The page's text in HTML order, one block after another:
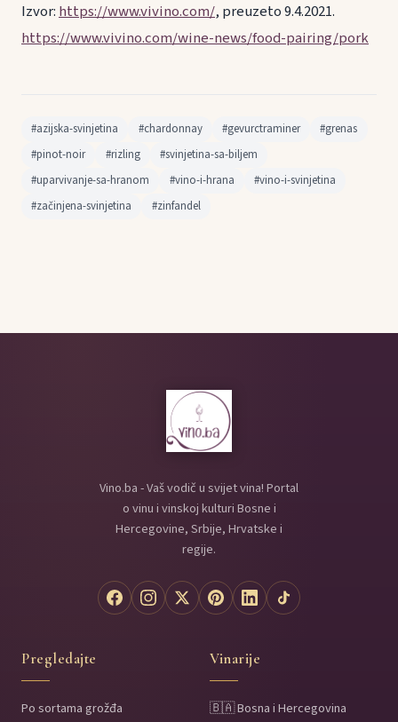
Izvor:https://www.vivino.com/, preuzeto 9.4.2021.
https://www.vivino.com/wine-news/food-pairing/pork
#azijska-svinjetina #chardonnay #gevurctraminer
#grenas
#pinot-noir
#rizling
#svinjetina-sa-biljem
#uparvivanje-sa-hranom
#vino-i-hrana
#vino-i-svinjetina
#začinjena-svinjetina
#zinfandel
Vino.ba - Vaš vodič u svijet vina! Portal
o vinu i vinskoj kulturi Bosne i
Hercegovine, Srbije, Hrvatske i
regije.
Pregledajte
Po sortama grožđa
Vinarije
🇧🇦 Bosna i Hercegovina